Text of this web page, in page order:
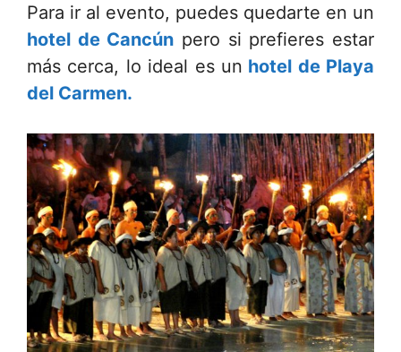
Para ir al evento, puedes quedarte en un
hotel de Cancún pero si prefieres estar
más cerca, lo ideal es un hotel de Playa
del Carmen.